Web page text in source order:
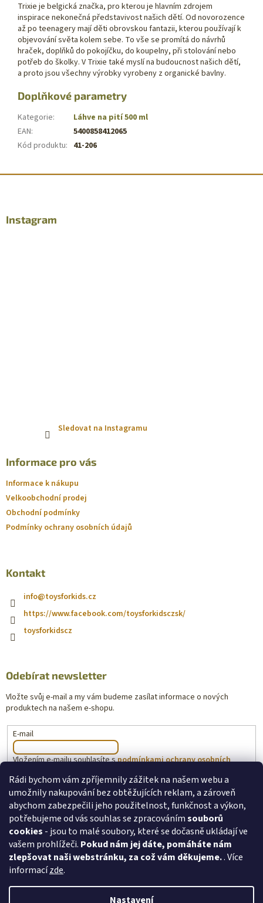
Rádi bychom vám zpříjemnily zážitek na našem webu a
umožnily nakupování bez obtěžujících reklam, a zároveň
abychom zabezpečili jeho použitelnost, funkčnost a výkon,
potřebujeme od vás souhlas se zpracovánímsouborů
cookies - jsou to malé soubory, které se dočasně ukládají ve
vašem prohlížeči. Pokud nám jej dáte, pomáháte nám
zlepšovat naši webstránku, za což vám děkujeme.. Více
informacízde.
Nastavení
Trixie je belgická značka, pro kterou je hlavním zdrojem
inspirace nekonečná představivost našich dětí. Od novorozence
až po teenagery mají děti obrovskou fantazii, kterou používají k
objevování světa kolem sebe. To vše se promítá do návrhů
hraček, doplňků do pokojíčku, do koupelny, při stolování nebo
potřeb do školky. V Trixie také myslí na budoucnost našich dětí,
a proto jsou všechny výrobky vyrobeny z organické bavlny.
Doplňkové parametry
Kategorie:
Láhve na pití 500 ml
EAN:
5400858412065
Kód produktu: 41-206
Instagram
Sledovat na Instagramu
Informace pro vás
Informace k nákupu
Velkoobchodní prodej
Obchodní podmínky
Podmínky ochrany osobních údajů
Kontakt
info@toysforkids.cz
https://www.facebook.com/toysforkidsczsk/
toysforkidscz
Odebírat newsletter
Vložte svůj e-mail a my vám budeme zasílat informace o nových
produktech na našem e-shopu.
E-mail
Vložením e-mailu souhlasíte spodmínkami ochrany osobních
PŘIHLÁSIT SE
toysforkids.cz Ochrana osobních údajů